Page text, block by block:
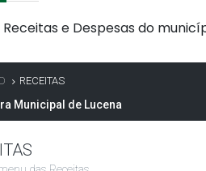
e Despesas do